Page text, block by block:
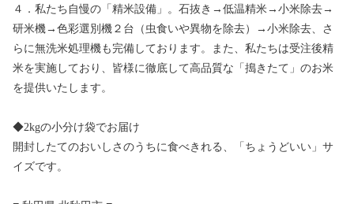
４．私たち自慢の「精米設備」。石抜き→低温精米→小米除去→
研米機→色彩選別機２台（虫食いや異物を除去）→小米除去、さ
らに無洗米処理機も完備しております。また、私たちは受注後精
米を実施しており、皆様に徹底して高品質な「搗きたて」のお米
を提供いたします。
◆2kgの小分け袋でお届け
開封したてのおいしさのうちに食べきれる、「ちょうどいい」サ
イズです。